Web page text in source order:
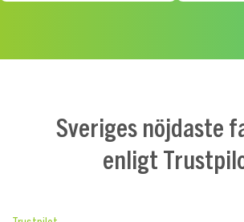
Sveriges nöjdaste
enligt